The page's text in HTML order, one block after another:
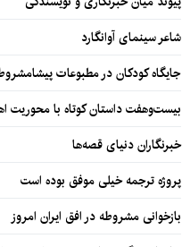
شاعر سینمای آوانگارد
جایگاه کودکان در مطبوعات
بیست‌وهفت داستان کوتاه با محوریت
خبرنگاران دنیای قصه‌ها
پروژه ترجمه خیلی موفق بوده است
بازخوانی مشروطه در افق ایران امروز